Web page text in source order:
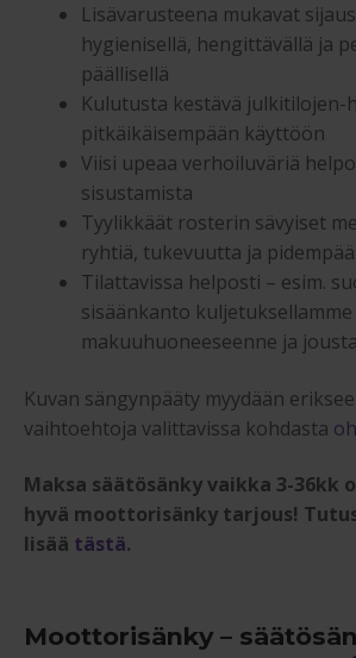
Lisävarusteena mukavat
hygienisellä, hengittävällä ja
päällisellä
Kulutusta kestävä julkitilojen-
pitkäikäisempään käyttöön
Viisi upeaa verhoiluväriä
sisustamista
Tyylikkäät rosterin sävyiset
ryhtiä, tukevuutta ja
Tilattavissa helposti – esim.
sisäänkanto
makuuhuoneeseenne ja
Kuvan sängynpääty myydään
vaihtoehtoja valittavissa kohdasta
Maksa säätösänky vaikka 3-36kk
hyvä moottorisänky tarjous!
lisää tästä.
Moottorisänky –